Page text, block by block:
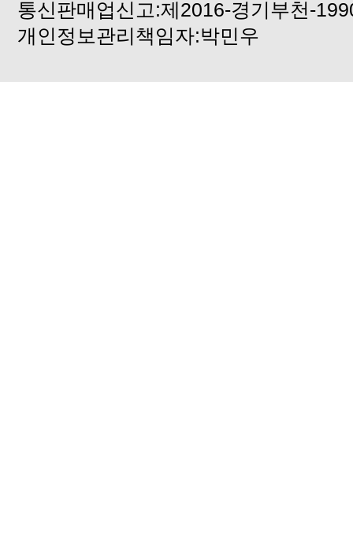
통신판매업신고:제2016-경기부천-
개인정보관리책임자:박민우